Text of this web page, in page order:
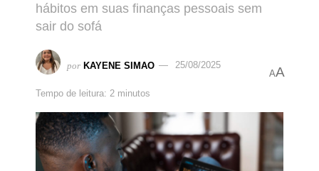
hábitos em suas finanças pessoais sem
sair do sofá
por KAYENE SIMAO 25/08/2025
Tempo de leitura: 2 minutos
AA